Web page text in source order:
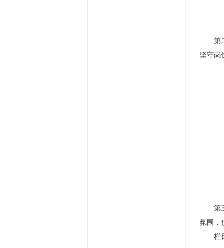
第
坚守岗
第
氛围，
栏